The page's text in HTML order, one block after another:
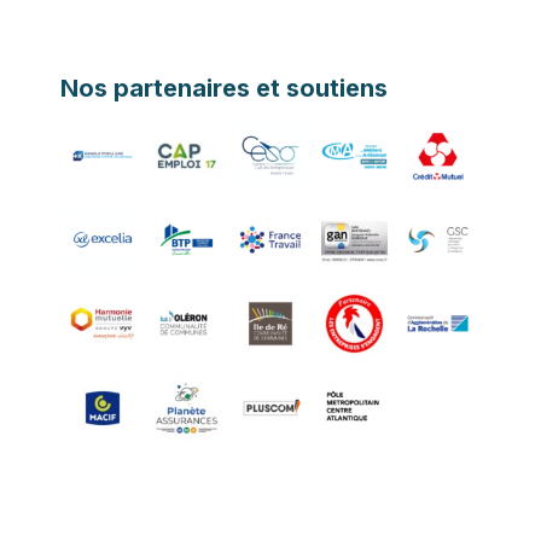
Nos partenaires et soutiens